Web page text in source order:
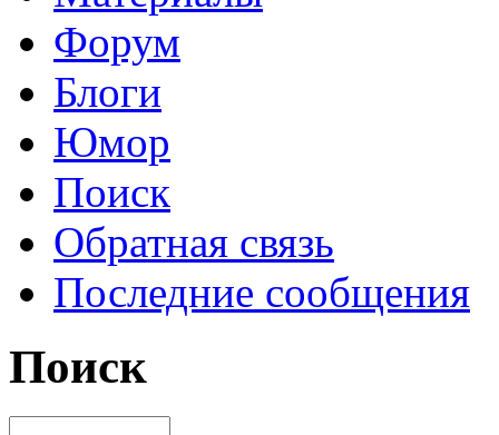
Форум
Блоги
Юмор
Поиск
Обратная связь
Последние сообщения
Поиск